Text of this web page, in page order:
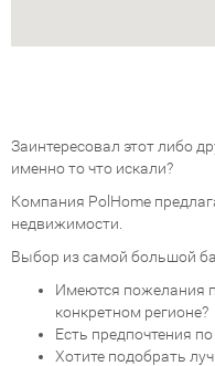
Заинтересовал этот либо
именно то что искали?
Компания PolHome
недвижимости.
Выбор из самой большой
Имеются пожелания
конкретном регионе?
Есть предпочтения
Хотите подобрать